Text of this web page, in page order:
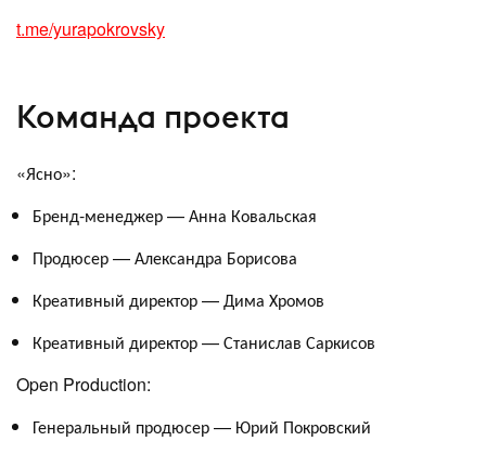
t.me/yurapokrovsky
Команда проекта
«Ясно»:
Бренд-менеджер — Анна Ковальская
Продюсер — Александра Борисова
Креативный директор — Дима Хромов
Креативный директор — Станислав Саркисов
Open Production:
Генеральный продюсер — Юрий Покровский